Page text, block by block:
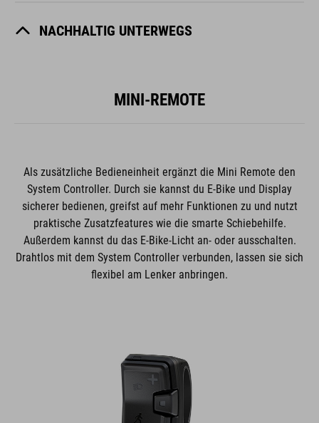
NACHHALTIG UNTERWEGS
MINI-REMOTE
Als zusätzliche Bedieneinheit ergänzt die Mini Remote den
System Controller. Durch sie kannst du E-Bike und Display
sicherer bedienen, greifst auf mehr Funktionen zu und nutzt
praktische Zusatzfeatures wie die smarte Schiebehilfe.
Außerdem kannst du das E-Bike-Licht an- oder ausschalten.
Drahtlos mit dem System Controller verbunden, lassen sie sich
flexibel am Lenker anbringen.